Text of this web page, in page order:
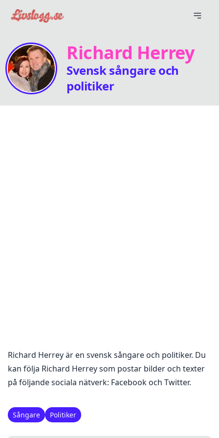
Richard Herrey
Svensk sångare och
politiker
Richard Herreyär en svensk sångare och politiker. Du
kan följa Richard Herreysom postar bilder och texter
på följande sociala nätverk: Facebook och Twitter.
Sångare Politiker